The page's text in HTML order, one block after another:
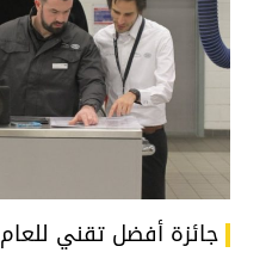
جائزة أفضل تقني للعام 2016 من نصيب